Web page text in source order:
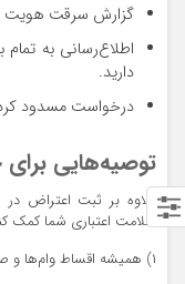
گزارش سرقت هویت
اطلاع‌رسانی به
دارید.
درخواست مسدود
توصیه‌هایی
علاوه بر ثبت اعتراض
سلامت اعتباری شما کمک
۱) همیشه اقساط وام‌ها و صورت‌حساب‌های خود را به‌موقع پرداخت کنید.